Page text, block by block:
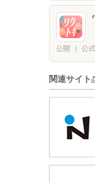
公開 公
関連サイト